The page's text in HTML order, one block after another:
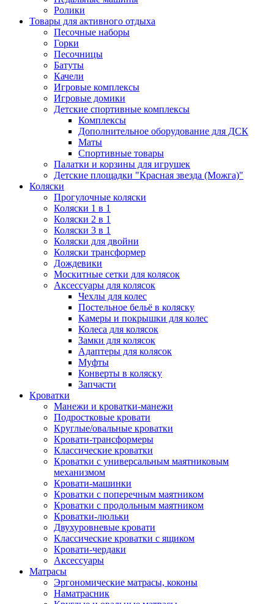
Ролики
Товары для активного отдыха
Песочные наборы
Горки
Песочницы
Батуты
Качели
Игровые комплексы
Игровые домики
Детские спортивные комплексы
Комплексы
Дополнительное оборудование для ДСК
Маты
Спортивные товары
Палатки и корзины для игрушек
Детские площадки "Красная звезда (Можга)"
Коляски
Прогулочные коляски
Коляски 1 в 1
Коляски 2 в 1
Коляски 3 в 1
Коляски для двойни
Коляски трансформер
Дождевики
Москитные сетки для колясок
Аксессуары для колясок
Чехлы для колес
Постельное бельё в коляску
Камеры и покрышки для колес
Колеса для колясок
Замки для колясок
Адаптеры для колясок
Муфты
Конверты в коляску
Запчасти
Кроватки
Манежи и кроватки-манежи
Подростковые кровати
Круглые/овальные кроватки
Кровати-трансформеры
Классические кроватки
Кроватки с универсальным маятниковым
механизмом
Кровати-машинки
Кроватки с поперечным маятником
Кроватки с продольным маятником
Кроватки-люльки
Двухуровневые кровати
Классические кроватки с ящиком
Кровати-чердаки
Аксессуары
Матрасы
Эргономические матрасы, коконы
Наматрасник